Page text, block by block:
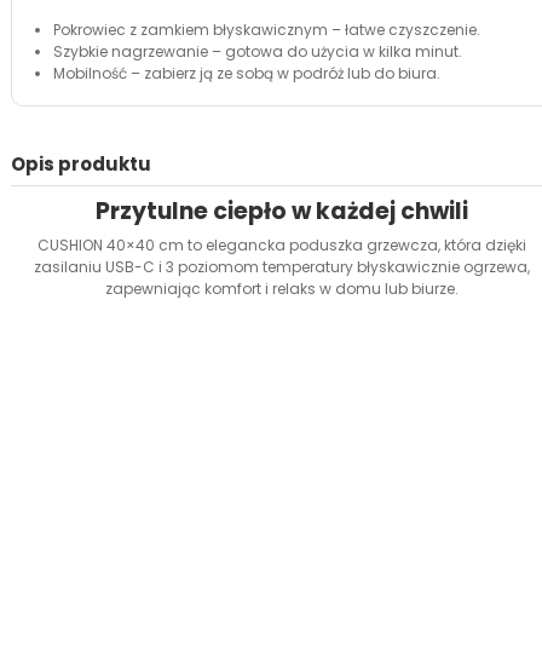
Pokrowiec z zamkiem błyskawicznym – łatwe czyszczenie.
Szybkie nagrzewanie – gotowa do użycia w kilka minut.
Mobilność – zabierz ją ze sobą w podróż lub do biura.
Opis produktu
Przytulne ciepło w każdej chwili
CUSHION 40×40 cm to elegancka poduszka grzewcza, która dzięki
zasilaniu USB-C i 3 poziomom temperatury błyskawicznie ogrzewa,
zapewniając komfort i relaks w domu lub biurze.